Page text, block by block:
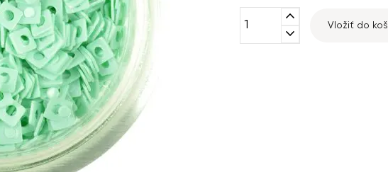
expand_less
expand_more
Vložiť do